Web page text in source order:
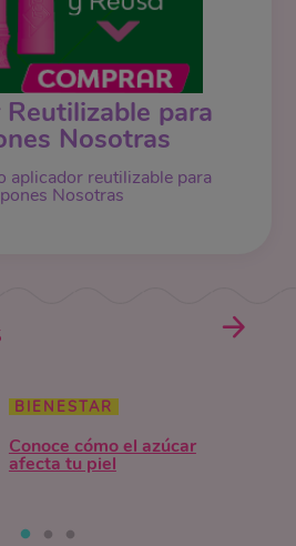
para
Nosotras
aplicador reutilizable para
Nosotras
BIENESTAR
Conoce cómo el azúcar
afecta tu piel